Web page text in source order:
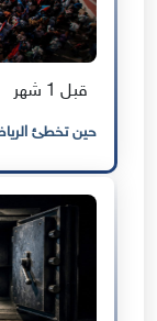
قبل 1 شهر
حين تخطئ